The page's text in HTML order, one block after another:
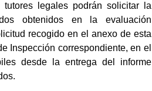
legales podrán solicitar la
obtenidos en la evaluación
recogido en el anexo de esta
Inspección correspondiente, en el
desde la entrega del informe